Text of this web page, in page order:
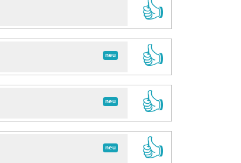
👍
neu
👍
neu
👍
neu
👍